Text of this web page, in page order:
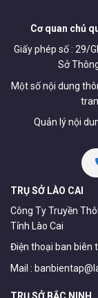
Cơ quan chủ
Giấy phép số : 29/
Sở
Một số nội dung
Quản lý nội
TRỤ SỞ LÀO CAI
Công Ty Truyền
Tỉnh Lào Cai
Điện thoại ban biên
Mail :